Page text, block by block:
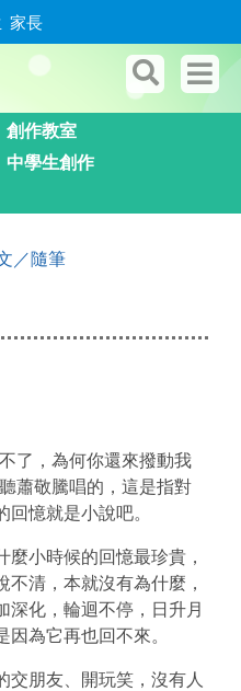
家長
創作教室
中學生創作
／隨筆
了，為何你還來撥動我
蕭敬騰唱的，這是指對
憶就是小說吧。
小時候的回憶最珍貴，
清，本就沒有為什麼，
深化，輪迴不停，日升月
為它再也回不來。
朋友、開玩笑，沒有人